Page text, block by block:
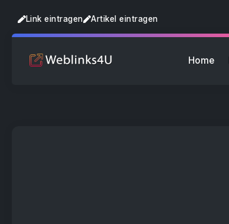
Link eintragen Artikel eintragen
Home